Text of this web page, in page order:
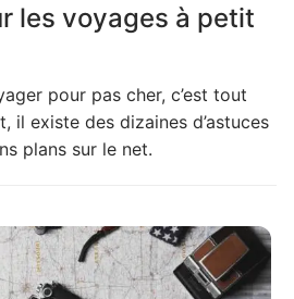
les voyages à petit
pour pas cher, c’est tout
il existe des dizaines d’astuces
plans sur le net.